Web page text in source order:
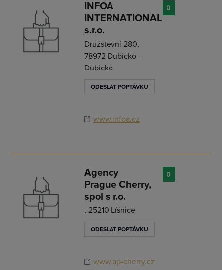
INFOA
INTERNATIONAL
s.r.o.
Družstevní 280,
78972 Dubicko -
Dubicko
ODESLAT POPTÁVKU
www.infoa.cz
0
Agency
Prague Cherry,
spol s r.o.
, 25210 Líšnice
ODESLAT POPTÁVKU
www.ap-cherry.cz
0